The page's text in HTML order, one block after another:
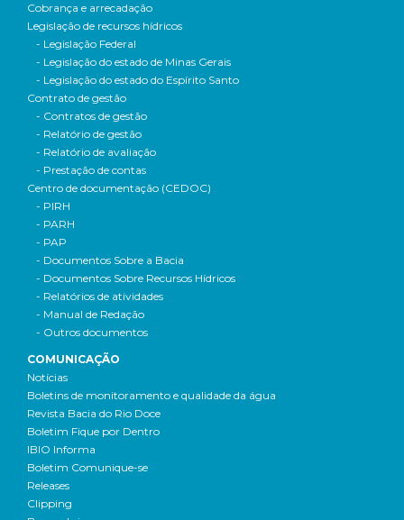
Cobrança e arrecadação
Legislação de recursos hídricos
- Legislação Federal
- Legislação do estado de Minas Gerais
- Legislação do estado do Espírito Santo
Contrato de gestão
- Contratos de gestão
- Relatório de gestão
- Relatório de avaliação
- Prestação de contas
Centro de documentação (CEDOC)
- PIRH
- PARH
- PAP
- Documentos Sobre a Bacia
- Documentos Sobre Recursos Hídricos
- Relatórios de atividades
- Manual de Redação
- Outros documentos
COMUNICAÇÃO
Notícias
Boletins de monitoramento e qualidade da água
Revista Bacia do Rio Doce
Boletim Fique por Dentro
IBIO Informa
Boletim Comunique-se
Releases
Clipping